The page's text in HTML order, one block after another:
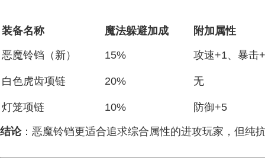
装备名称 魔法躲避加成 附加属性
恶魔铃铛（新） 15% 攻速+1、暴击
白色虎齿项链 20% 无
灯笼项链 10% 防御+5
结论：恶魔铃铛更适合追求综合属性的进攻玩家，但纯